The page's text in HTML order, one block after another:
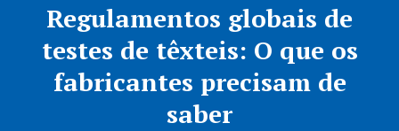
Regulamentos globais de
testes de têxteis: O que os
fabricantes precisam de
saber